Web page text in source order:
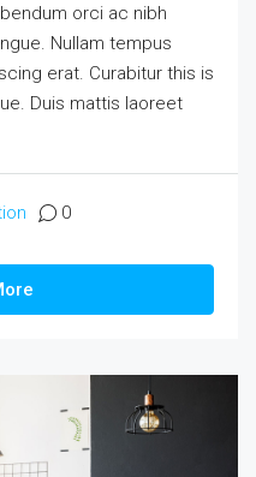
orci ac nibh
Nullam tempus
erat. Curabitur this is
Duis mattis laoreet
0